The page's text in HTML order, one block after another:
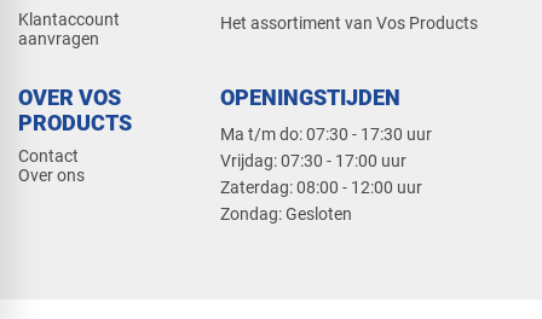
Klantaccount
aanvragen
Het assortiment van Vos Products
OVER VOS
PRODUCTS
Contact
Over ons
OPENINGSTIJDEN
Ma t/m do: 07:30 - 17:30 uur
​Vrijdag: 07:30 - 17:00 uur
​Zaterdag: 08:00 - 12:00 uur
​Zondag: Gesloten